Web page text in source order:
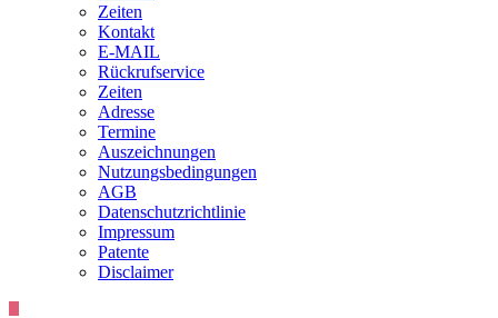
Zeiten
Kontakt
E-MAIL
Rückrufservice
Zeiten
Adresse
Termine
Auszeichnungen
Nutzungsbedingungen
AGB
Datenschutzrichtlinie
Impressum
Patente
Disclaimer